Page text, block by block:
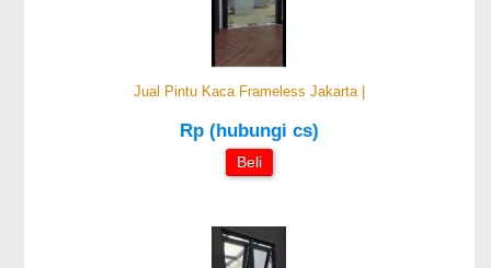
Jual Pintu Kaca Frameless Jakarta |
Rp (hubungi cs)
Beli